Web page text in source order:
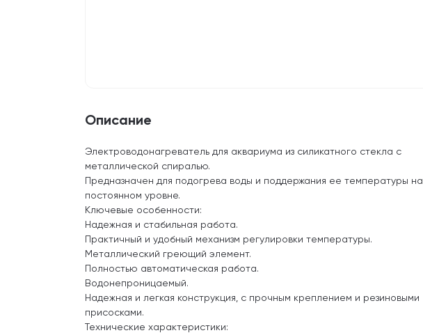
Описание
Электроводонагреватель для аквариума из силикатного стекла с
металлической спиралью.
Предназначен для подогрева воды и поддержания ее температуры на
постоянном уровне.
Ключевые особенности:
Надежная и стабильная работа.
Практичный и удобный механизм регулировки температуры.
Металлический греющий элемент.
Полностью автоматическая работа.
Водонепроницаемый.
Надежная и легкая конструкция, с прочным креплением и резиновыми
присосками.
Технические характеристики: